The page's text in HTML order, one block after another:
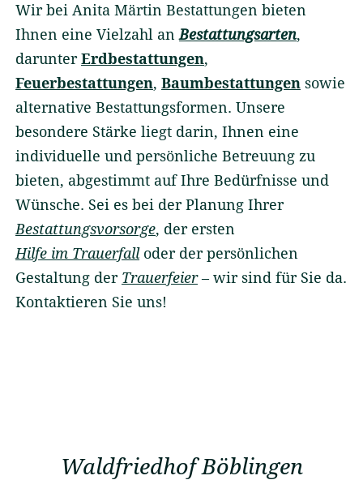
Wir bei Anita Märtin Bestattungen bieten
Ihnen eine Vielzahl anBestattungsarten,
darunterErdbestattungen,
Feuerbestattungen, Baumbestattungen sowie
alternative Bestattungsformen. Unsere
besondere Stärke liegt darin, Ihnen eine
individuelle und persönliche Betreuung zu
bieten, abgestimmt auf Ihre Bedürfnisse und
Wünsche. Sei es bei der Planung Ihrer
Bestattungsvorsorge, der ersten
Hilfe im Trauerfalloder der persönlichen
Gestaltung der Trauerfeier– wir sind für Sie da.
Kontaktieren Sie uns!
Waldfriedhof Böblingen